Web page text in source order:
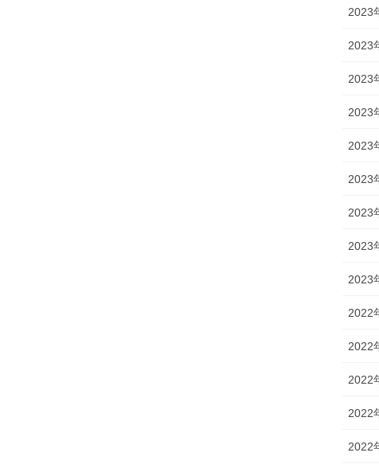
2023
2023
2023
2023
2023
2023
2023
2023
2023
2022
2022
2022
2022
2022